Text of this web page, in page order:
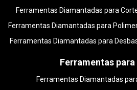
Ferramentas Diamantadas para
Ferramentas Diamantadas para
Ferramentas Diamantadas para
Ferramentas
Ferramentas Diamantadas